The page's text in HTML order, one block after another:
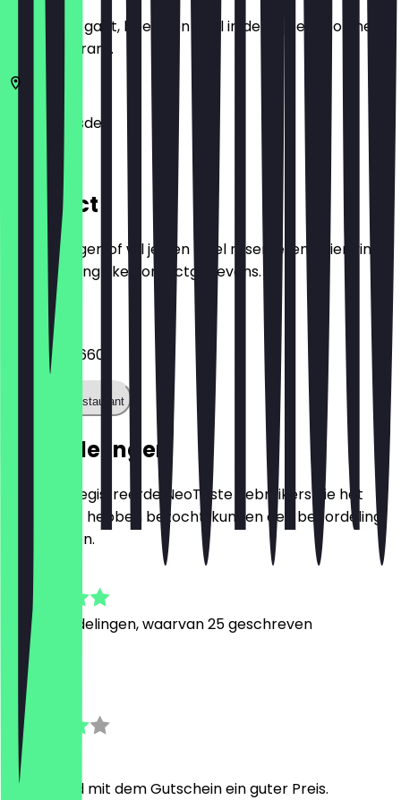
Voordat je gaat, boek een deal in de app en toon het in
het restaurant.
01067
Dresden
Postpl. 2
Contact
Heb je vragen of wil je een tafel reserveren? Hier vind
je alle belangrijke contactgegevens.
Telefoon
035149771660
Bel het restaurant
Beoordelingen
Alleen geregistreerde NeoTaste gebruikers die het
restaurant hebben bezocht, kunnen een beoordeling
achterlaten.
Beoordelingen, waarvan 25 geschreven
Philipp
30 juli 2026
Lecker und mit dem Gutschein ein guter Preis.